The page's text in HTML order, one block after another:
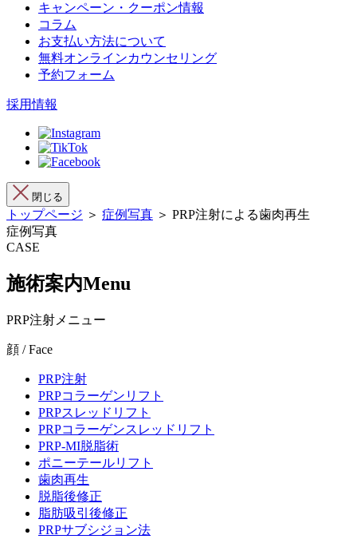
キャンペーン・クーポン情報
コラム
お支払い方法について
無料オンラインカウンセリング
予約フォーム
採用情報
閉じる
トップページ ＞ 症例写真 ＞ PRP注射による歯肉再生
症例写真
CASE
施術案内Menu
PRP注射メニュー
顔 / Face
PRP注射
PRPコラーゲンリフト
PRPスレッドリフト
PRPコラーゲンスレッドリフト
PRP-MI脱脂術
ポニーテールリフト
歯肉再生
脱脂後修正
脂肪吸引後修正
PRPサブシジョン法